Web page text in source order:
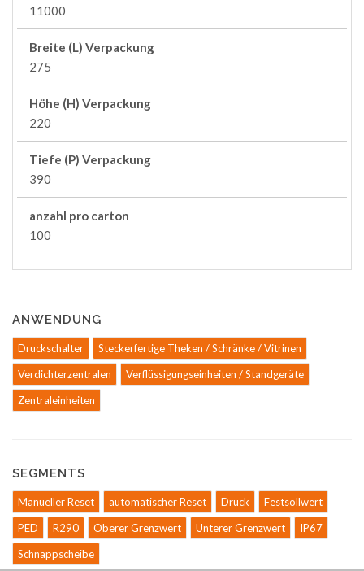
11000
Breite (L) Verpackung
275
Höhe (H) Verpackung
220
Tiefe (P) Verpackung
390
anzahl pro carton
100
ANWENDUNG
Druckschalter
Steckerfertige Theken / Schränke / Vitrinen
Verdichterzentralen
Verflüssigungseinheiten / Standgeräte
Zentraleinheiten
SEGMENTS
Manueller Reset automatischer Reset Druck
Festsollwert
PED
R290 Oberer Grenzwert Unterer Grenzwert
IP67
Schnappscheibe